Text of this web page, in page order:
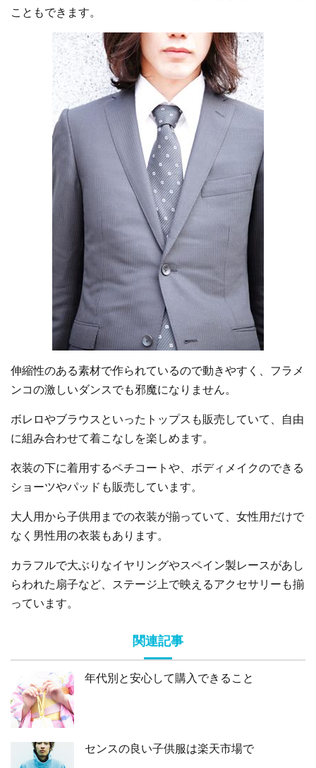
こともできます。
伸縮性のある素材で作られているので動きやすく、フラメ
ンコの激しいダンスでも邪魔になりません。
ボレロやブラウスといったトップスも販売していて、自由
に組み合わせて着こなしを楽しめます。
衣装の下に着用するペチコートや、ボディメイクのできる
ショーツやパッドも販売しています。
大人用から子供用までの衣装が揃っていて、女性用だけで
なく男性用の衣装もあります。
カラフルで大ぶりなイヤリングやスペイン製レースがあし
らわれた扇子など、ステージ上で映えるアクセサリーも揃
っています。
関連記事
年代別と安心して購入できること
センスの良い子供服は楽天市場で